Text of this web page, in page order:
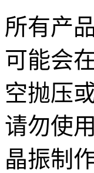
所有产
可能会
空抛压
请勿使
晶振制